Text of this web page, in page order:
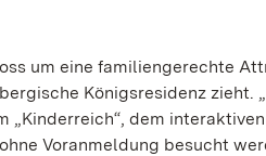
um eine familiengerechte
Königsresidenz zieht.
dem
Voranmeldung besucht